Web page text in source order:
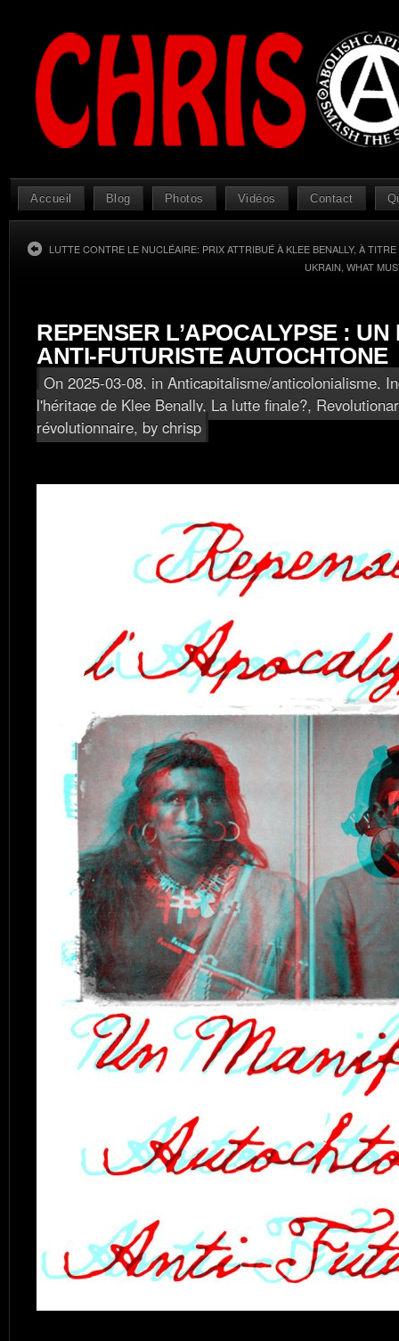
Accueil Blog Photos Vidéos Contact
LUTTE CONTRE LE NUCLÉAIRE: PRIX ATTRIBUÉ À KLEE BENALLY, À
UKRAIN, WHAT
REPENSER L’APOCALYPSE :
ANTI-FUTURISTE AUTOCHTONE
On 2025-03-08, in Anticapitalisme/anticolonialisme,
l'héritage de Klee Benally, La lutte finale?,
révolutionnaire, by chrisp